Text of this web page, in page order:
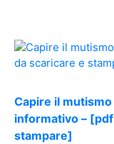
Capire il
informativo –
stampare]